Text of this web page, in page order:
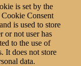
is set by the
Consent
is used to store
or not user has
to the use of
It does not store
data.